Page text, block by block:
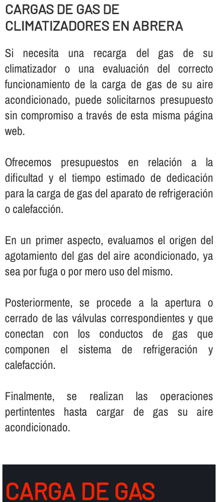
CARGAS DE GAS DE
CLIMATIZADORES EN ABRERA
Si necesita una recarga del gas de su
climatizador o una evaluación del correcto
funcionamiento de la carga de gas de su aire
acondicionado, puede solicitarnos presupuesto
sin compromiso a través de esta misma página
web.
Ofrecemos presupuestos en relación a la
dificultad y el tiempo estimado de dedicación
para la carga de gas del aparato de refrigeración
o calefacción.
En un primer aspecto, evaluamos el origen del
agotamiento del gas del aire acondicionado, ya
sea por fuga o por mero uso del mismo.
Posteriormente, se procede a la apertura o
cerrado de las válvulas correspondientes y que
conectan con los conductos de gas que
componen el sistema de refrigeración y
calefacción.
Finalmente, se realizan las operaciones
pertintentes hasta cargar de gas su aire
acondicionado.
CARGA DE GAS